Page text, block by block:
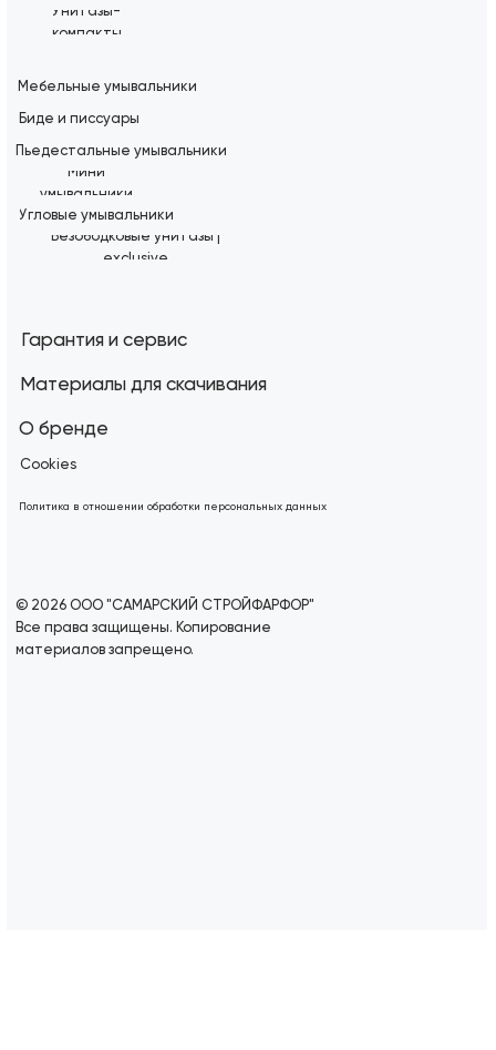
Унитазы-
компакты
Безободковые унитазы |
exclusive
Мебельные умывальники
Пьедестальные умывальники
Мини
умывальники
Угловые умывальники
Биде и писсуары
© 2026 ООО "САМАРСКИЙ СТРОЙФАРФОР"
Все права защищены. Копирование
материалов запрещено.
Политика в отношении обработки персональных данных
Гарантия и сервис
Материалы для скачивания
О бренде
Cookies